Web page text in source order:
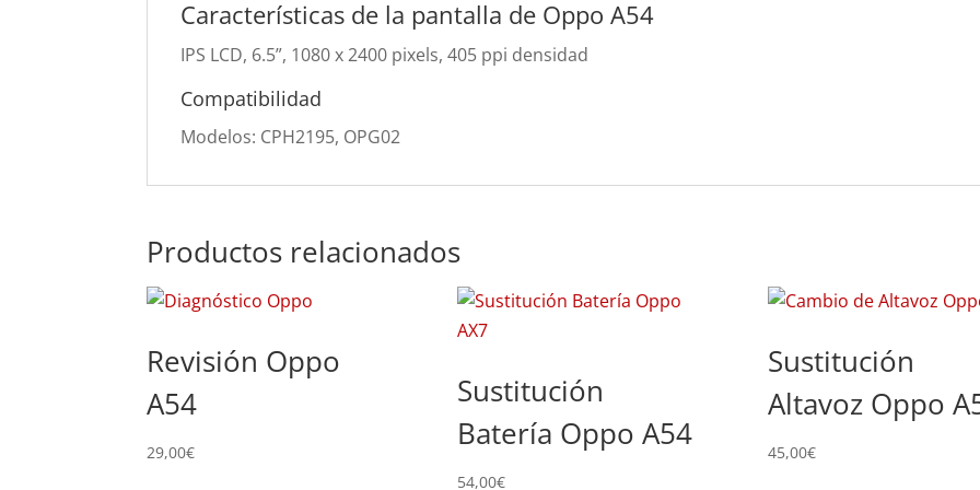
Características de la pantalla de Oppo A54
IPS LCD, 6.5”, 1080 x 2400 pixels, 405 ppi densidad
Compatibilidad
Modelos: CPH2195, OPG02
Productos relacionados
Revisión Oppo
A54
29,00€
Sustitución
Batería Oppo A54
54,00€
Sustitución
Altavoz Oppo
45,00€